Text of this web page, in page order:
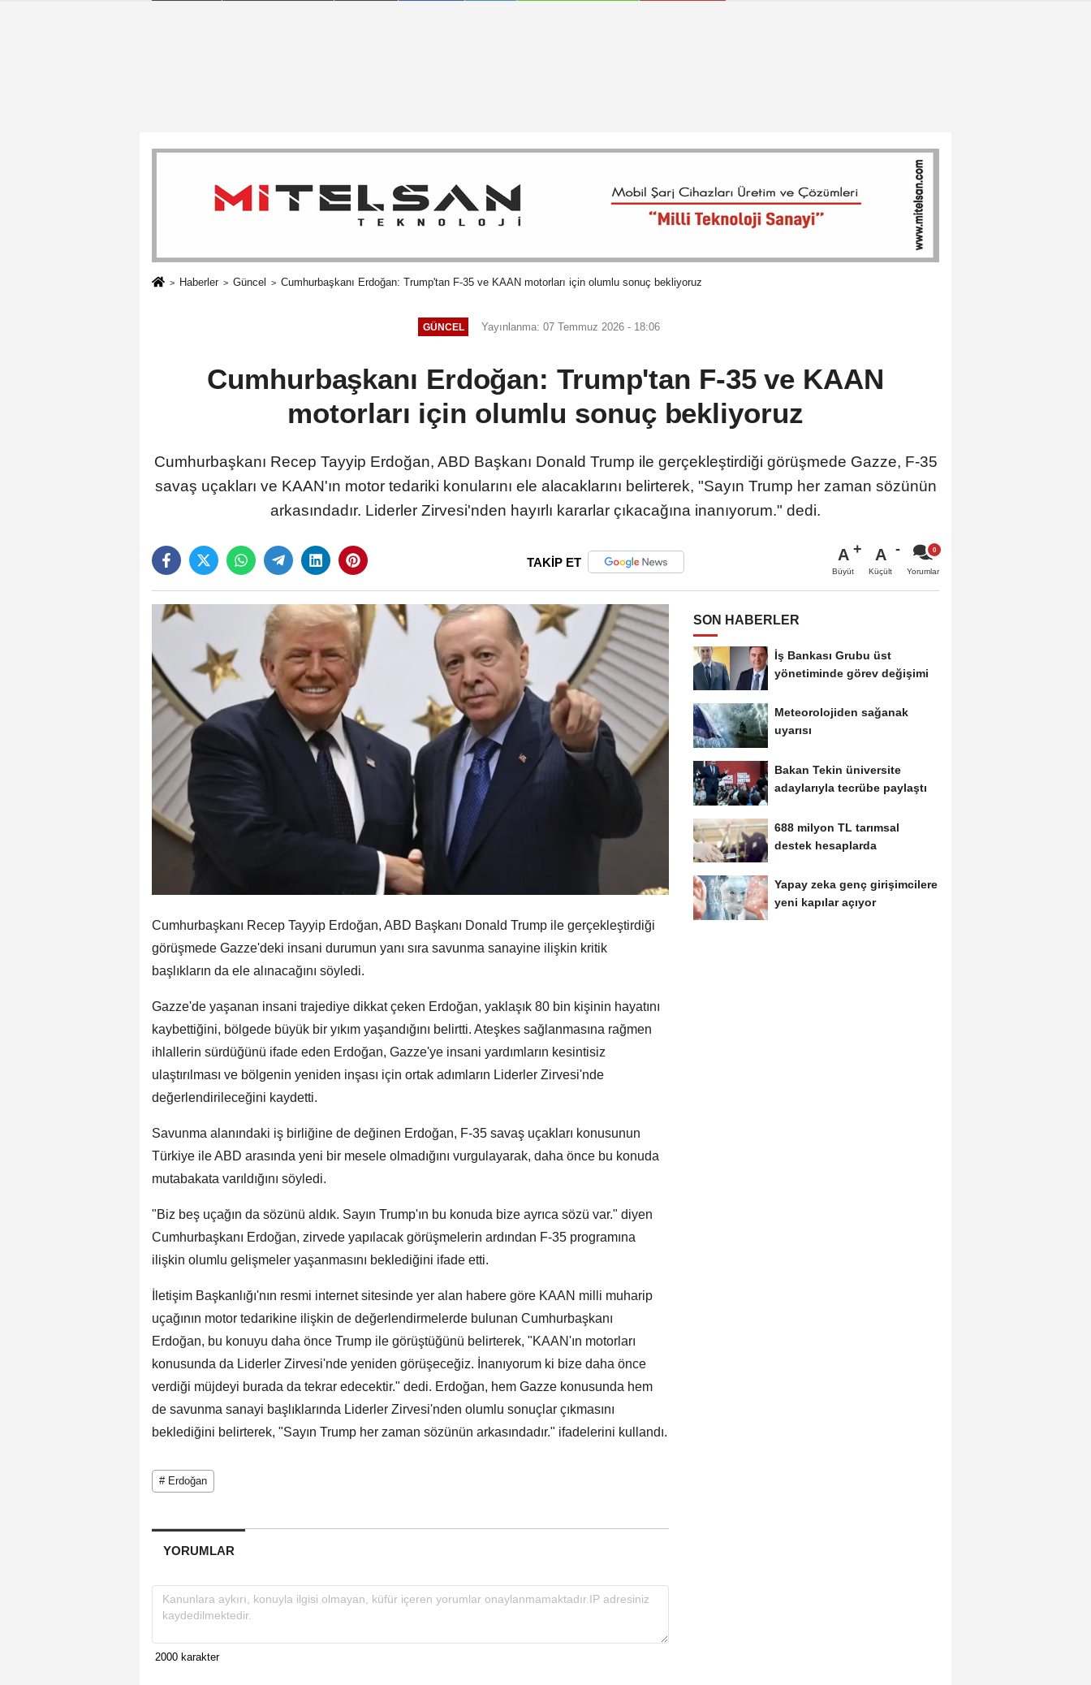
Haberler Güncel Cumhurbaşkanı Erdoğan: Trump'tan F-35 ve KAAN motorları için olumlu sonuç bekliyoruz
GÜNCEL Yayınlanma: 07 Temmuz 2026 - 18:06
Cumhurbaşkanı Erdoğan: Trump'tan F-35 ve KAAN
motorları için olumlu sonuç bekliyoruz
Cumhurbaşkanı Recep Tayyip Erdoğan, ABD Başkanı Donald Trump ile gerçekleştirdiği görüşmede Gazze, F-35
savaş uçakları ve KAAN'ın motor tedariki konularını ele alacaklarını belirterek, "Sayın Trump her zaman sözünün
arkasındadır. Liderler Zirvesi'nden hayırlı kararlar çıkacağına inanıyorum." dedi.
TAKİP ET A
Büyüt
A
Küçült Yorumlar
Cumhurbaşkanı Recep Tayyip Erdoğan, ABD Başkanı Donald Trump ile gerçekleştirdiği
görüşmede Gazze'deki insani durumun yanı sıra savunma sanayine ilişkin kritik
başlıkların da ele alınacağını söyledi.
Gazze'de yaşanan insani trajediye dikkat çeken Erdoğan, yaklaşık 80 bin kişinin hayatını
kaybettiğini, bölgede büyük bir yıkım yaşandığını belirtti. Ateşkes sağlanmasına rağmen
ihlallerin sürdüğünü ifade eden Erdoğan, Gazze'ye insani yardımların kesintisiz
ulaştırılması ve bölgenin yeniden inşası için ortak adımların Liderler Zirvesi'nde
değerlendirileceğini kaydetti.
Savunma alanındaki iş birliğine de değinen Erdoğan, F-35 savaş uçakları konusunun
Türkiye ile ABD arasında yeni bir mesele olmadığını vurgulayarak, daha önce bu konuda
mutabakata varıldığını söyledi.
"Biz beş uçağın da sözünü aldık. Sayın Trump'ın bu konuda bize ayrıca sözü var." diyen
Cumhurbaşkanı Erdoğan, zirvede yapılacak görüşmelerin ardından F-35 programına
ilişkin olumlu gelişmeler yaşanmasını beklediğini ifade etti.
İletişim Başkanlığı'nın resmi internet sitesinde yer alan habere göre KAAN milli muharip
uçağının motor tedarikine ilişkin de değerlendirmelerde bulunan Cumhurbaşkanı
Erdoğan, bu konuyu daha önce Trump ile görüştüğünü belirterek, "KAAN'ın motorları
konusunda da Liderler Zirvesi'nde yeniden görüşeceğiz. İnanıyorum ki bize daha önce
verdiği müjdeyi burada da tekrar edecektir." dedi. Erdoğan, hem Gazze konusunda hem
de savunma sanayi başlıklarında Liderler Zirvesi'nden olumlu sonuçlar çıkmasını
beklediğini belirterek, "Sayın Trump her zaman sözünün arkasındadır." ifadelerini kullandı.
# Erdoğan
YORUMLAR
SON HABERLER
İş Bankası Grubu üst
yönetiminde görev değişimi
Meteorolojiden sağanak
uyarısı
Bakan Tekin üniversite
adaylarıyla tecrübe paylaştı
688 milyon TL tarımsal
destek hesaplarda
Yapay zeka genç girişimcilere
yeni kapılar açıyor